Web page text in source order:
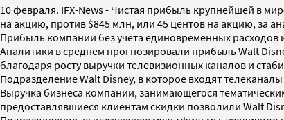
10 февраля. IFX-News - Чистая прибыль крупнейшей в
на акцию, против $845 млн, или 45 центов на акцию, за
Прибыль компании без учета единовременных расходов
Аналитики в среднем прогнозировали прибыль Walt
благодаря росту выручки телевизионных каналов и
Подразделение Walt Disney, в которое входят
Выручка бизнеса компании, занимающегося
предоставлявшиеся клиентам скидки позволили Walt